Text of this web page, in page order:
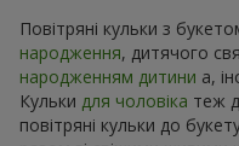
Повітряні кульки з
народження, дитячого
народженням дитини а,
Кульки для чоловіка теж
повітряні кульки до